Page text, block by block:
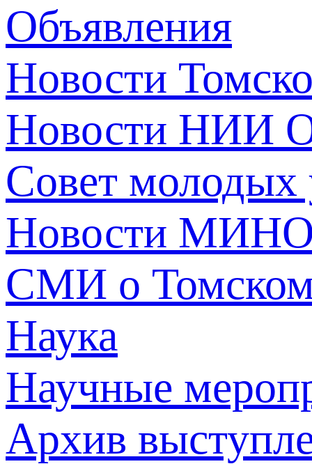
Объявления
Новости
Новости НИИ
Совет молодых
Новости
СМИ о
Наука
Научные
Архив